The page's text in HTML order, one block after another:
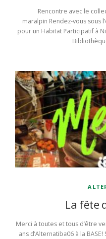
Rencontre avec le
maralpin Rendez-vous sous
pour un Habitat Participatif à
La fête
Merci à toutes et tous d’être
ans d’Alternatiba06 à la